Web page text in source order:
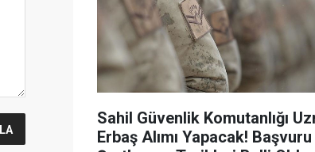
Sahil Güvenlik Komutanlığı
Erbaş Alımı Yapacak! Başvuru